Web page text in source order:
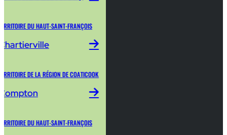
DU HAUT-SAINT-FRANÇOIS
DE LA RÉGION DE COATICOOK
DU HAUT-SAINT-FRANÇOIS